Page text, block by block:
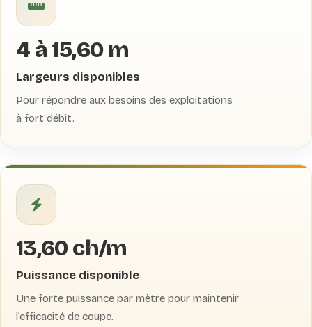
4 à 15,60 m
Largeurs disponibles
Pour répondre aux besoins des exploitations
à fort débit.
13,60 ch/m
Puissance disponible
Une forte puissance par mètre pour maintenir
l’efficacité de coupe.